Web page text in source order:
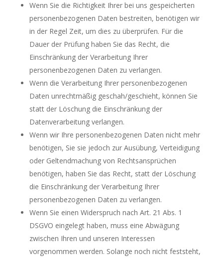
Wenn Sie die Richtigkeit Ihrer bei uns gespeicherten
personenbezogenen Daten bestreiten, benötigen wir
in der Regel Zeit, um dies zu überprüfen. Für die
Dauer der Prüfung haben Sie das Recht, die
Einschränkung der Verarbeitung Ihrer
personenbezogenen Daten zu verlangen.
Wenn die Verarbeitung Ihrer personenbezogenen
Daten unrechtmäßig geschah/geschieht, können Sie
statt der Löschung die Einschränkung der
Datenverarbeitung verlangen.
Wenn wir Ihre personenbezogenen Daten nicht mehr
benötigen, Sie sie jedoch zur Ausübung, Verteidigung
oder Geltendmachung von Rechtsansprüchen
benötigen, haben Sie das Recht, statt der Löschung
die Einschränkung der Verarbeitung Ihrer
personenbezogenen Daten zu verlangen.
Wenn Sie einen Widerspruch nach Art. 21 Abs. 1
DSGVO eingelegt haben, muss eine Abwägung
zwischen Ihren und unseren Interessen
vorgenommen werden. Solange noch nicht feststeht,